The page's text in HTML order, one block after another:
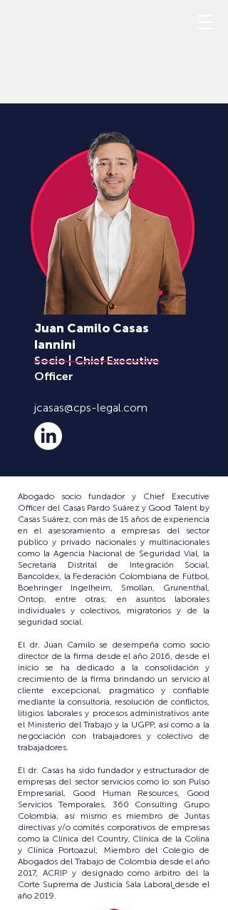
Juan Camilo Casas
Iannini
Socio | Chief Executive
Officer
jcasas@cps-legal.com
Abogado socio fundador y Chief Executive
Officer del Casas Pardo Suárez y Good Talent by
Casas Suárez, con más de 15 años de experiencia
en el asesoramiento a empresas del sector
público y privado nacionales y multinacionales
como la Agencia Nacional de Seguridad Vial, la
Secretaría Distrital de Integración Social,
Bancoldex, la Federación Colombiana de Fútbol,
Boehringer Ingelheim, Smollan, Grunenthal,
Ontop, entre otras; en asuntos laborales
individuales y colectivos, migratorios y de la
seguridad social.
El dr. Juan Camilo se desempeña como socio
director de la firma desde el año 2016, desde el
inicio se ha dedicado a la consolidación y
crecimiento de la firma brindando un servicio al
cliente excepcional, pragmático y confiable
mediante la consultoría, resolución de conflictos,
litigios laborales y procesos administrativos ante
el Ministerio del Trabajo y la UGPP, así como a la
negociación con trabajadores y colectivo de
trabajadores.
El dr. Casas ha sido fundador y estructurador de
empresas del sector servicios como lo son Pulso
Empresarial, Good Human Resources, Good
Servicios Temporales, 360 Consulting Grupo
Colombia; así mismo es miembro de Juntas
directivas y/o comités corporativos de empresas
como la Clínica del Country, Clínica de la Colina
y Clínica Portoazul; Miembro del Colegio de
Abogados del Trabajo de Colombia desde el año
2017, ACRIPy designado como árbitro del la
Corte Suprema de Justicia Sala Laboral desde el
año 2019.